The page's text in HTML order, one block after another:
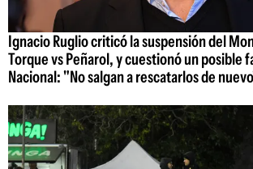
Ignacio Ruglio criticó la suspensión del
Torque vs Peñarol, y cuestionó un posible
Nacional: "No salgan a rescatarlos de